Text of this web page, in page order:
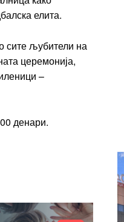
Yearly pricingелита.
сите љубители на
церемонија,
–
денари.